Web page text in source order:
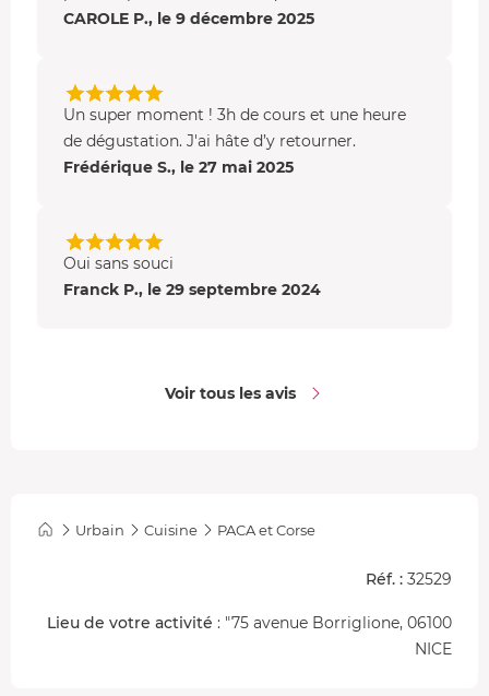
CAROLE P., le 9 décembre 2025
Un super moment ! 3h de cours et une heure
de dégustation. J'ai hâte d’y retourner.
Frédérique S., le 27 mai 2025
Oui sans souci
Franck P., le 29 septembre 2024
Voir tous les avis
Urbain Cuisine PACA et Corse
Réf. : 32529
Lieu de votre activité : "75 avenue Borriglione, 06100
NICE